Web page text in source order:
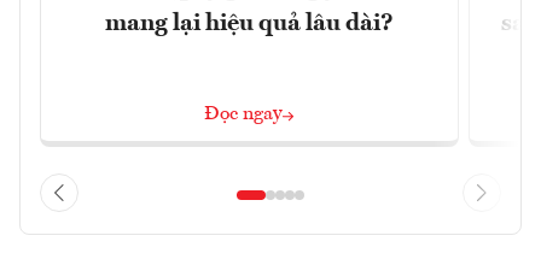
mang lại hiệu quả lâu dài?
Đọc ngay